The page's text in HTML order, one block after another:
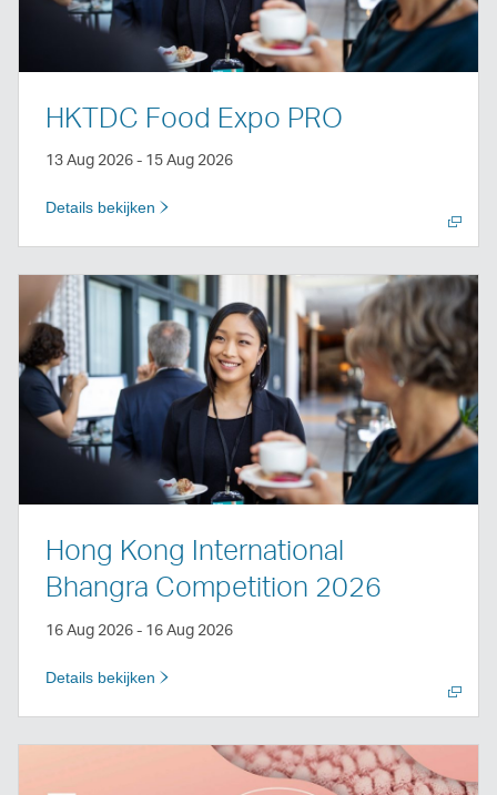
HKTDC Food Expo PRO
13 Aug 2026 - 15 Aug 2026
Details bekijken
Hong Kong International
Bhangra Competition 2026
16 Aug 2026 - 16 Aug 2026
Details bekijken
Nieuw
venster
openen